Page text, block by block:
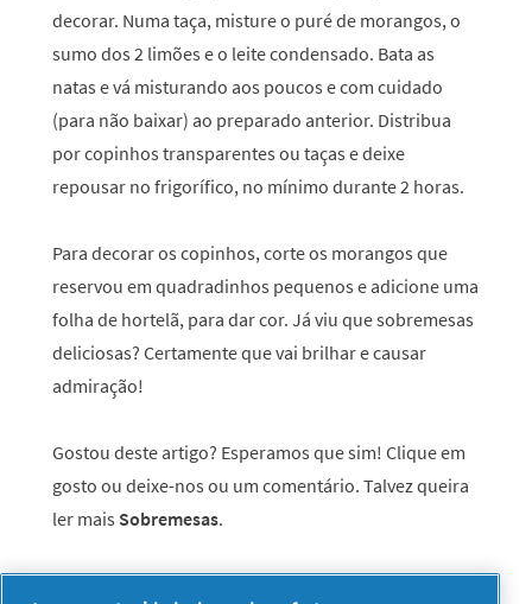
decorar. Numa taça, misture o puré de morangos, o
sumo dos 2 limões e o leite condensado. Bata as
natas e vá misturando aos poucos e com cuidado
(para não baixar) ao preparado anterior. Distribua
por copinhos transparentes ou taças e deixe
repousar no frigorífico, no mínimo durante 2 horas.
Para decorar os copinhos, corte os morangos que
reservou em quadradinhos pequenos e adicione uma
folha de hortelã, para dar cor. Já viu que sobremesas
deliciosas? Certamente que vai brilhar e causar
admiração!
Gostou deste artigo? Esperamos que sim! Clique em
gosto ou deixe-nos ou um comentário. Talvez queira
ler mais Sobremesas.